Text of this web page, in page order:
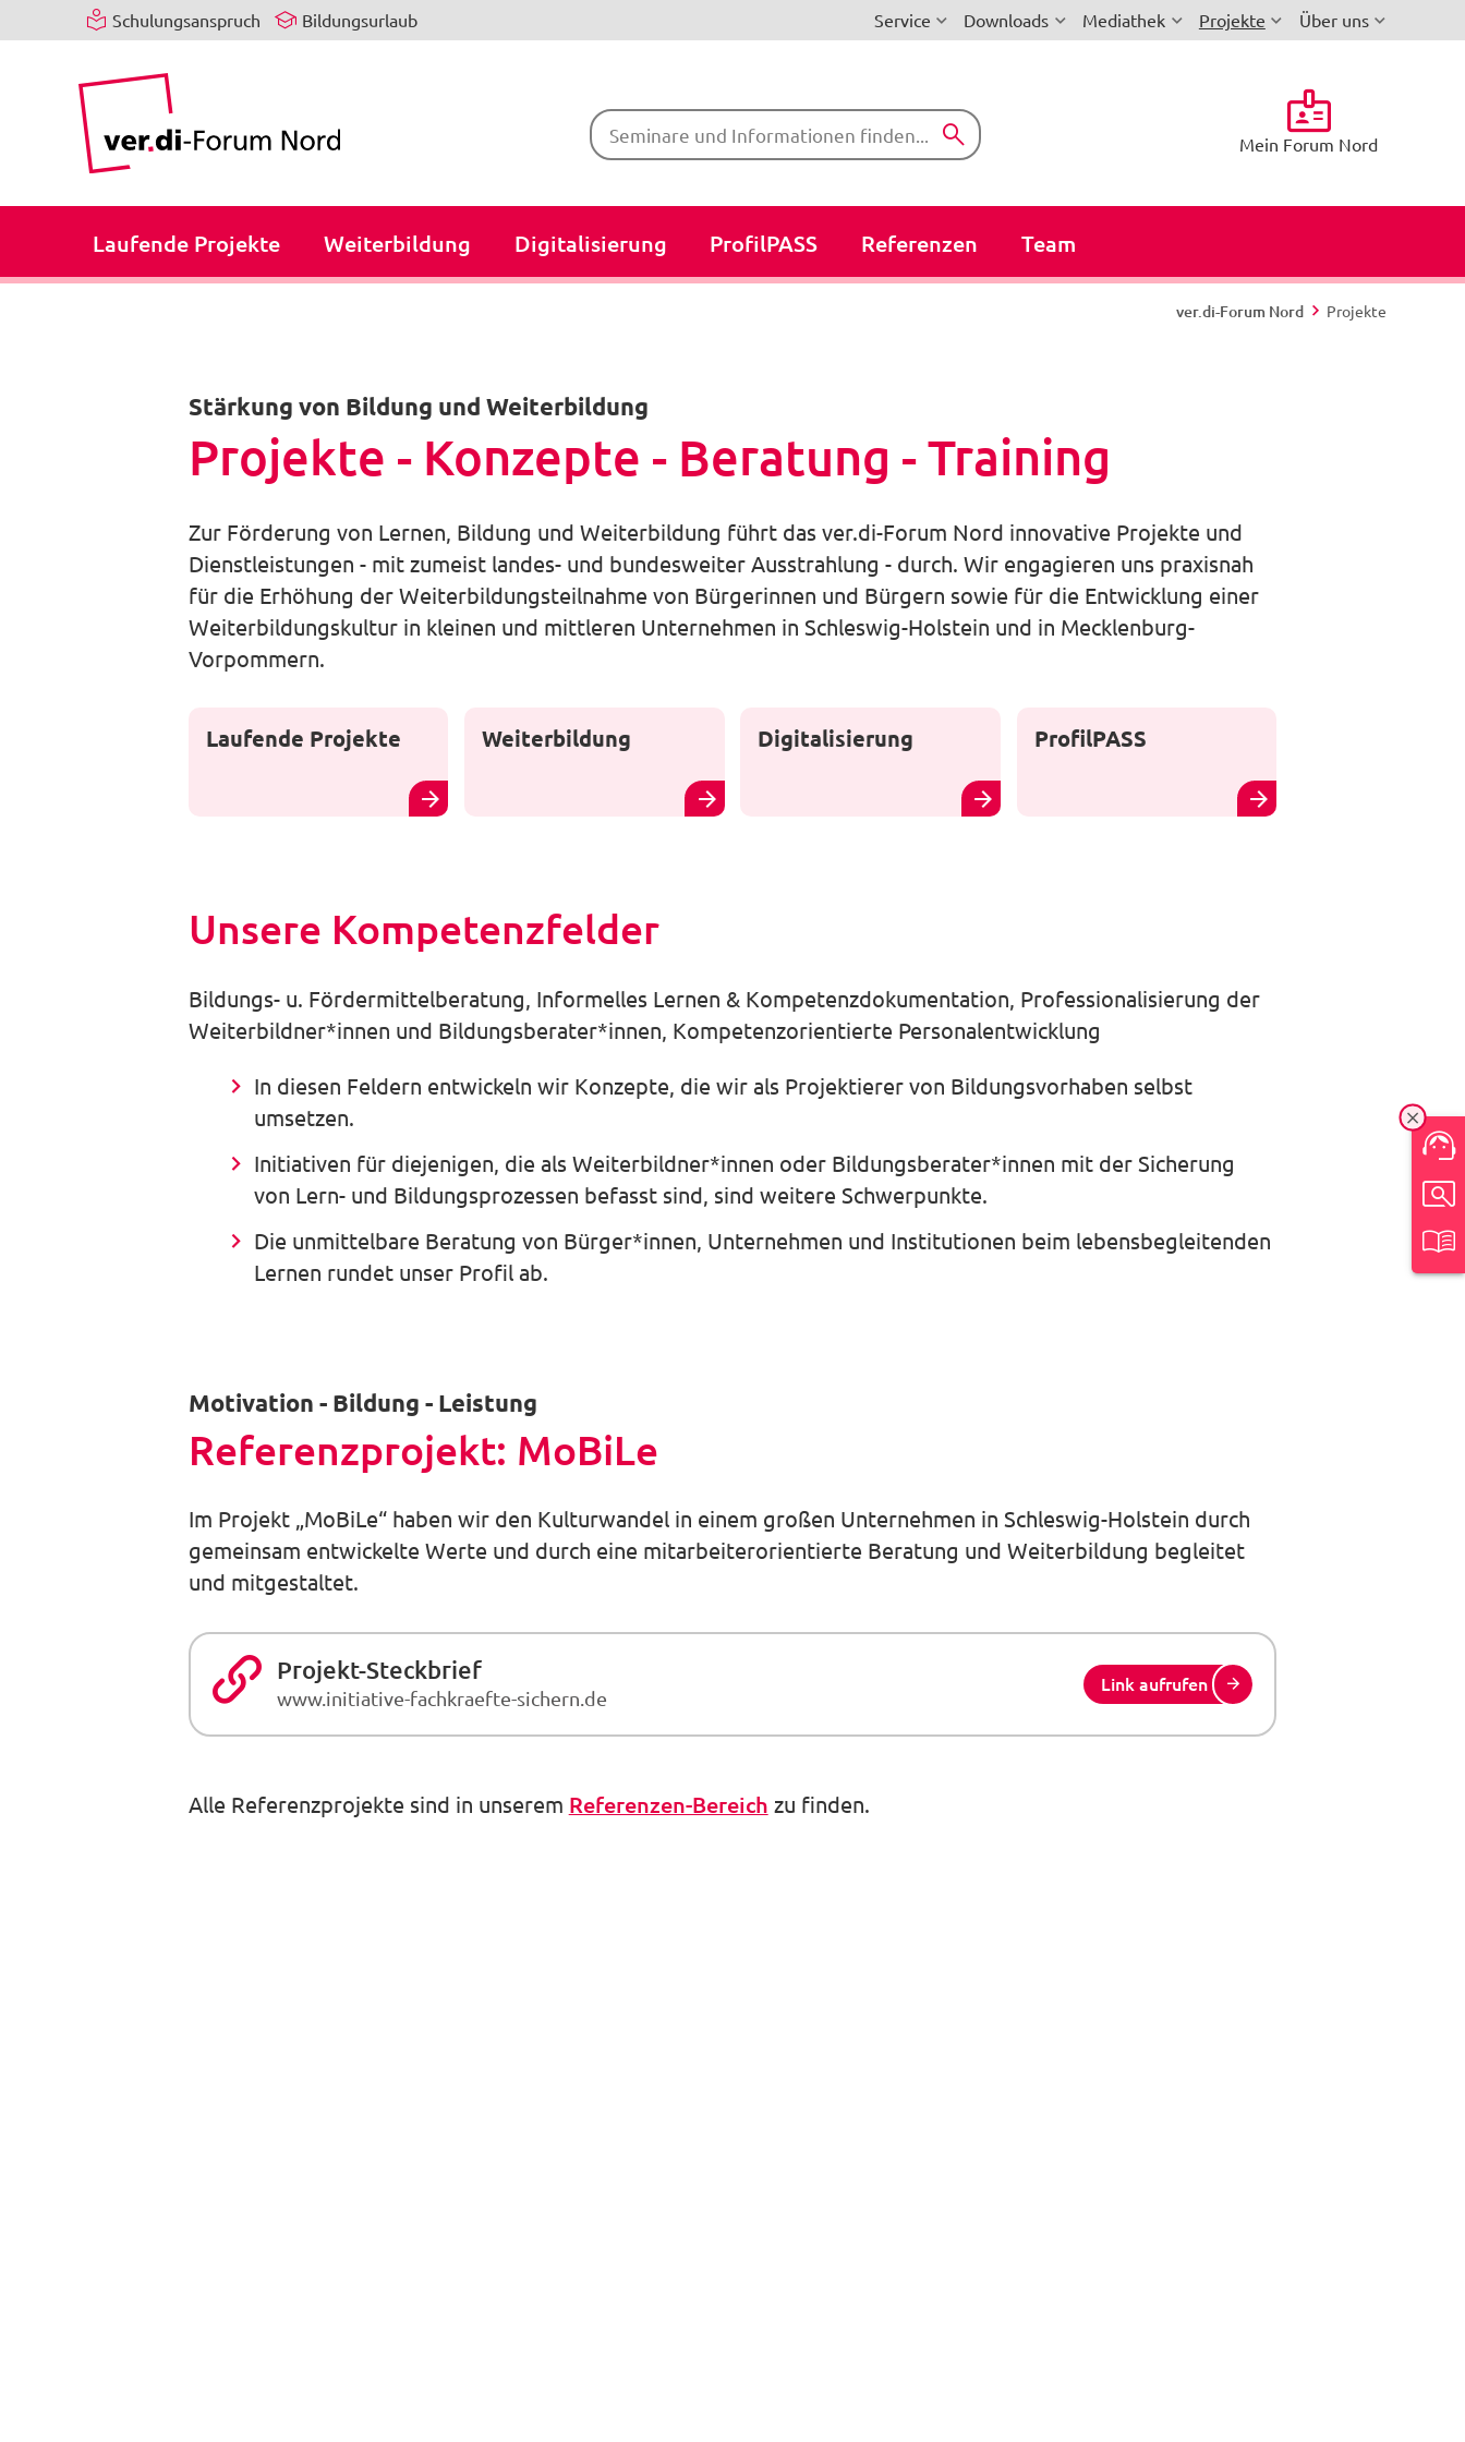
Schulungsanspruch Bildungsurlaub Service Downloads Mediathek Projekte Über uns
Suchbegriffe
Mein Forum Nord
Laufende Projekte Weiterbildung Digitalisierung ProfilPASS Referenzen Team
Ein-/
ver.di-Forum Nord Projekte
Stärkung von Bildung und Weiterbildung
Projekte - Konzepte - Beratung - Training
Zur Förderung von Lernen, Bildung und Weiterbildung führt das ver.di-Forum Nord innovative Projekte und
Dienstleistungen - mit zumeist landes- und bundesweiter Ausstrahlung - durch. Wir engagieren uns praxisnah
für die Erhöhung der Weiterbildungsteilnahme von Bürgerinnen und Bürgern sowie für die Entwicklung einer
Weiterbildungskultur in kleinen und mittleren Unternehmen in Schleswig-Holstein und in Mecklenburg-
Vorpommern.
Laufende Projekte Weiterbildung Digitalisierung ProfilPASS
Unsere Kompetenzfelder
Bildungs- u. Fördermittelberatung, Informelles Lernen & Kompetenzdokumentation, Professionalisierung der
Weiterbildner*innen und Bildungsberater*innen, Kompetenzorientierte Personalentwicklung
In diesen Feldern entwickeln wir Konzepte, die wir als Projektierer von Bildungsvorhaben selbst
umsetzen.
Initiativen für diejenigen, die als Weiterbildner*innen oder Bildungsberater*innen mit der Sicherung
von Lern- und Bildungsprozessen befasst sind, sind weitere Schwerpunkte.
Die unmittelbare Beratung von Bürger*innen, Unternehmen und Institutionen beim lebensbegleitenden
Lernen rundet unser Profil ab.
Motivation - Bildung - Leistung
Referenzprojekt: MoBiLe
Im Projekt „MoBiLe“ haben wir den Kulturwandel in einem großen Unternehmen in Schleswig-Holstein durch
gemeinsam entwickelte Werte und durch eine mitarbeiterorientierte Beratung und Weiterbildung begleitet
und mitgestaltet.
Projekt-Steckbrief
www.initiative-fachkraefte-sichern.de
Link aufrufen
Alle Referenzprojekte sind in unserem Referenzen-Bereich zu finden.